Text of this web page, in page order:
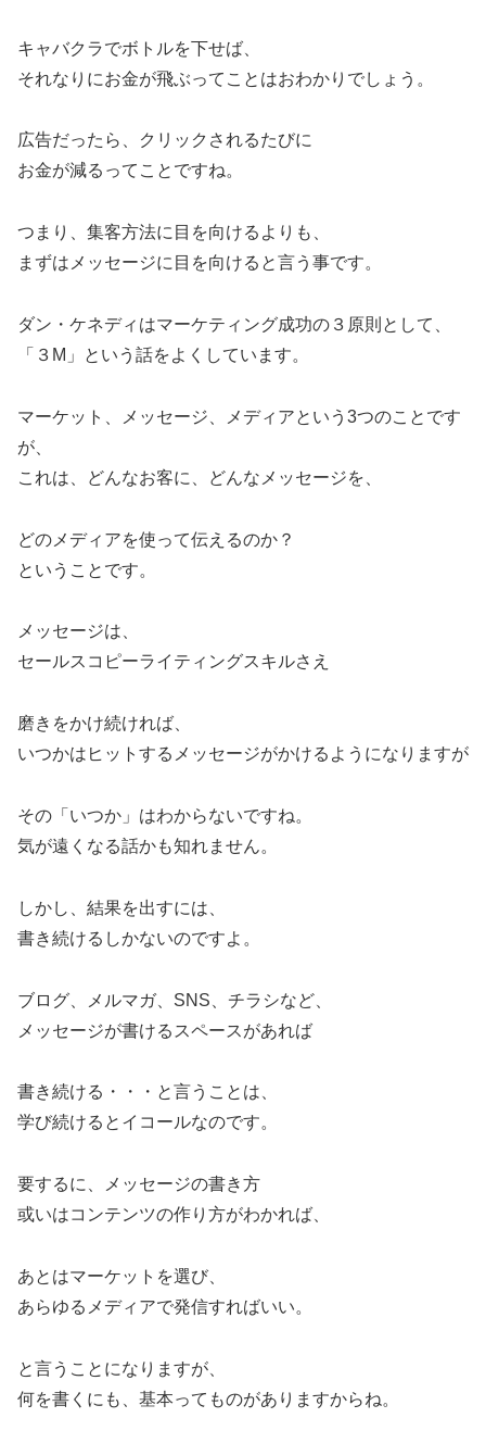
キャバクラでボトルを下せば、
それなりにお金が飛ぶってことはおわかりでしょう。
広告だったら、クリックされるたびに
お金が減るってことですね。
つまり、集客方法に目を向けるよりも、
まずはメッセージに目を向けると言う事です。
ダン・ケネディはマーケティング成功の３原則として、
「３M」という話をよくしています。
マーケット、メッセージ、メディアという3つのことです
が、
これは、どんなお客に、どんなメッセージを、
どのメディアを使って伝えるのか？
ということです。
メッセージは、
セールスコピーライティングスキルさえ
磨きをかけ続ければ、
いつかはヒットするメッセージがかけるようになりますが
その「いつか」はわからないですね。
気が遠くなる話かも知れません。
しかし、結果を出すには、
書き続けるしかないのですよ。
ブログ、メルマガ、SNS、チラシなど、
メッセージが書けるスペースがあれば
書き続ける・・・と言うことは、
学び続けるとイコールなのです。
要するに、メッセージの書き方
或いはコンテンツの作り方がわかれば、
あとはマーケットを選び、
あらゆるメディアで発信すればいい。
と言うことになりますが、
何を書くにも、基本ってものがありますからね。